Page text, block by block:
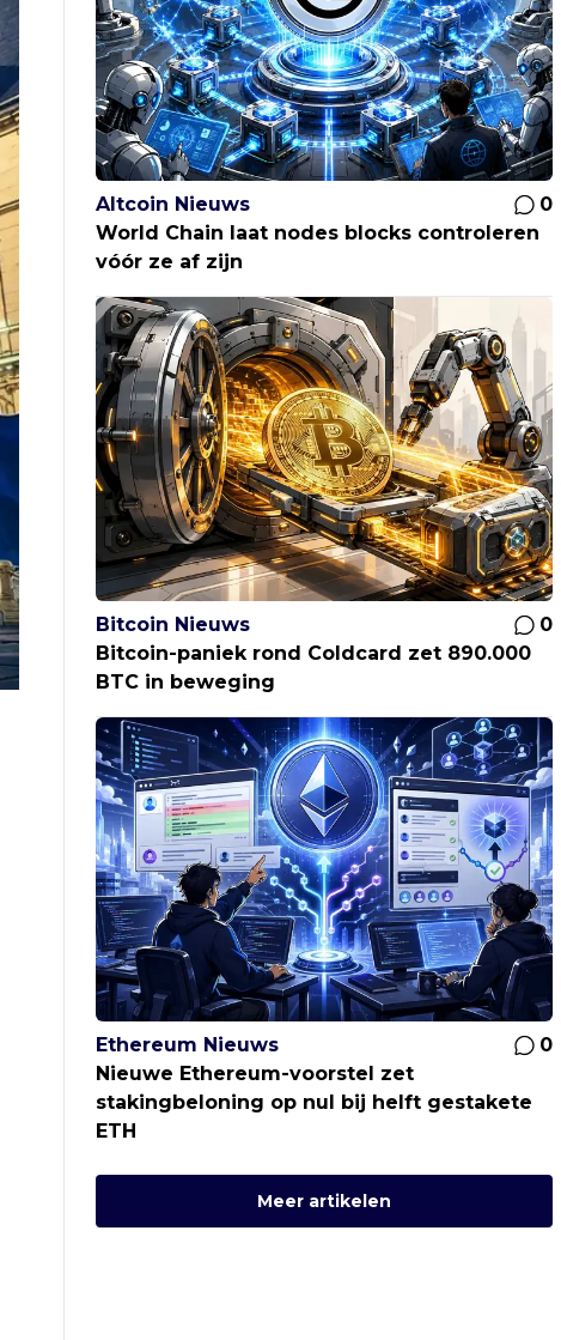
Altcoin Nieuws
0
World Chain laat nodes blocks controleren
vóór ze af zijn
Bitcoin Nieuws
0
Bitcoin-paniek rond Coldcard zet 890.000
BTC in beweging
Ethereum Nieuws
0
Nieuwe Ethereum-voorstel zet
stakingbeloning op nul bij helft gestakete
ETH
Meer artikelen